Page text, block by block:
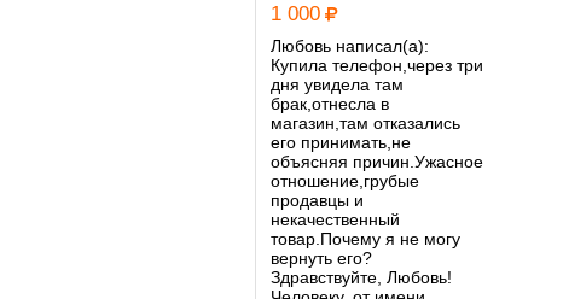
1 000
Любовь написал(а):
Купила телефон,через три
дня увидела там
брак,отнесла в
магазин,там отказались
его принимать,не
объясняя причин.Ужасное
отношение,грубые
продавцы и
некачественный
товар.Почему я не могу
вернуть его?
Здравствуйте, Любовь!